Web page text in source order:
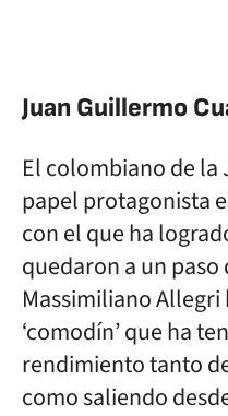
Juan Guillermo
El colombiano de
papel protagonista
con el que ha
quedaron a un
Massimiliano
‘comodín’ que ha
rendimiento tanto
como saliendo